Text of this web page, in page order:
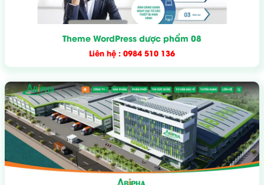
Theme WordPress dược phẩm 08
Liên hệ : 0984 510 136